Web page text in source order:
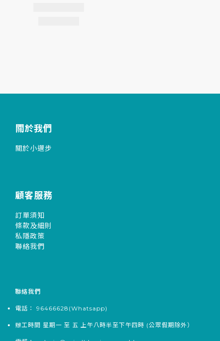
關於我們
關於小邁步
顧客服務
訂單須知
條款及細則
私隱政策
聯絡我們
聯絡我們
電話： 96466628 (Whatsapp)
辦工時間 星期一 至 五 上午八時半至下午四時 (公眾假期除外）